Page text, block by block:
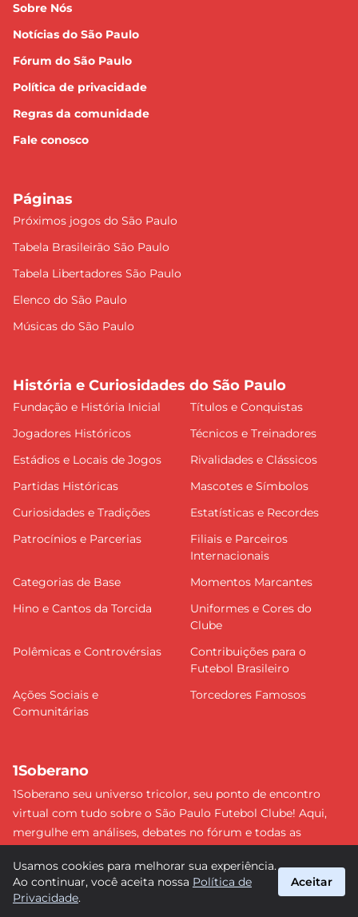
Sobre Nós
Notícias do São Paulo
Fórum do São Paulo
Política de privacidade
Regras da comunidade
Fale conosco
Páginas
Próximos jogos do São Paulo
Tabela Brasileirão São Paulo
Tabela Libertadores São Paulo
Elenco do São Paulo
Músicas do São Paulo
História e Curiosidades do São Paulo
Fundação e História Inicial
Títulos e Conquistas
Jogadores Históricos
Técnicos e Treinadores
Estádios e Locais de Jogos
Rivalidades e Clássicos
Partidas Históricas
Mascotes e Símbolos
Curiosidades e Tradições
Estatísticas e Recordes
Patrocínios e Parcerias
Filiais e Parceiros
Internacionais
Categorias de Base
Momentos Marcantes
Hino e Cantos da Torcida
Uniformes e Cores do
Clube
Polêmicas e Controvérsias
Contribuições para o
Futebol Brasileiro
Ações Sociais e
Comunitárias
Torcedores Famosos
1Soberano
1Soberano seu universo tricolor, seu ponto de encontro
virtual com tudo sobre o São Paulo Futebol Clube! Aqui,
mergulhe em análises, debates no fórum e todas as
detalhe e faça parte dessa comunidade apaixonada pelo
tricolor paulista. #SPFC #SãoPaulo #1Soberano
Usamos cookies para melhorar sua experiência.
Ao continuar, você aceita nossa Política de
Privacidade.
Aceitar